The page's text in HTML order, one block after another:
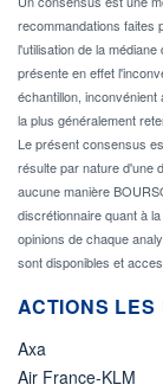
recommandations faites
l'utilisation de la
présente en effet
échantillon,
la plus généralement
Le présent consensus
résulte par nature d'une
aucune manière
discrétionnaire quant à
opinions de chaque
sont disponibles et
ACTIONS
Axa
Air France-KLM